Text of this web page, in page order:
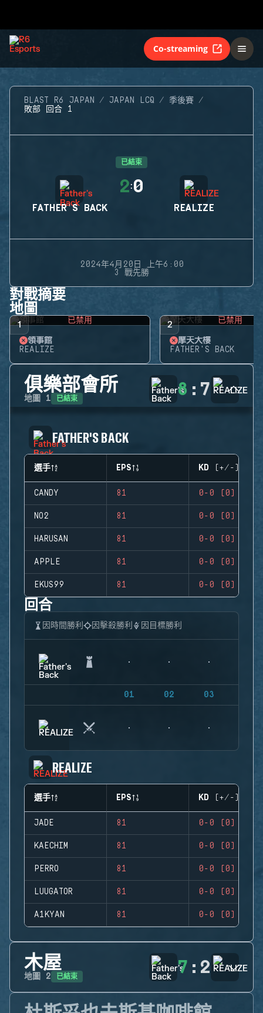
Co-streaming
BLAST R6 JAPAN JAPAN LCQ
季後賽
敗部 回合 1
已結束
FATHER'S BACK
2:0
REALIZE
2024年4月20日 上午6:00
3 戰先勝
對戰摘要
地圖
1 已禁用
領事館
REALIZE
2 已禁用
摩天大樓
FATHER'S BACK
俱樂部會所
地圖 1 已結束 8 : 7
FATHER'S BACK
選手 EPS KD (+/-)
CANDY 81 0-0 (0)
NO2 81 0-0 (0)
HARUSAN 81 0-0 (0)
APPLE 81 0-0 (0)
EKUS99 81 0-0 (0)
回合
因時間勝利 因擊殺勝利 因目標勝利
01 02 03
REALIZE
選手 EPS KD (+/-)
JADE 81 0-0 (0)
KAECHIM 81 0-0 (0)
PERRO 81 0-0 (0)
LUUGATOR 81 0-0 (0)
A1KYAN 81 0-0 (0)
木屋
地圖 2 已結束 7 : 2